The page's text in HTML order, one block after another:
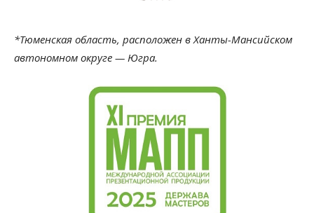
*Тюменская область, расположен в Ханты-Мансийском
автономном округе — Югра.